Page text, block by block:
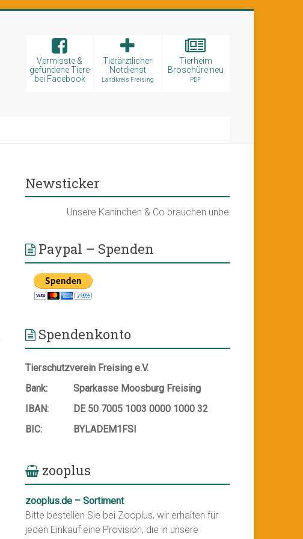
Tierheim
Broschüre neu
PDF
Tierärztlicher
Notdienst
Landkreis Freising
Vermisste &
gefundene Tiere
bei Facebook
Newsticker
Unsere Kaninchen & Co brauchen unbedingt ein neues
Paypal – Spenden
Spendenkonto
Tierschutzverein Freising e.V.
Bank:
Sparkasse Moosburg Freising
IBAN:
DE 50 7005 1003 0000 1000 32
BIC:
BYLADEM1FSI
zooplus
zooplus.de – Sortiment
Bitte bestellen Sie bei Zooplus, wir erhalten für
jeden Einkauf eine Provision, die in unsere